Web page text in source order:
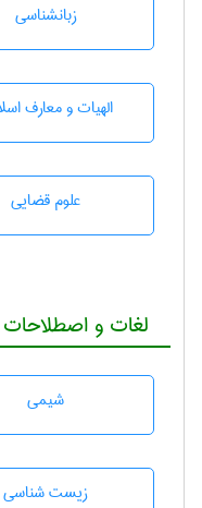
زبانشناسی
الهیات و معارف
علوم قضایی
لغات و
شيمی
زيست شناسی